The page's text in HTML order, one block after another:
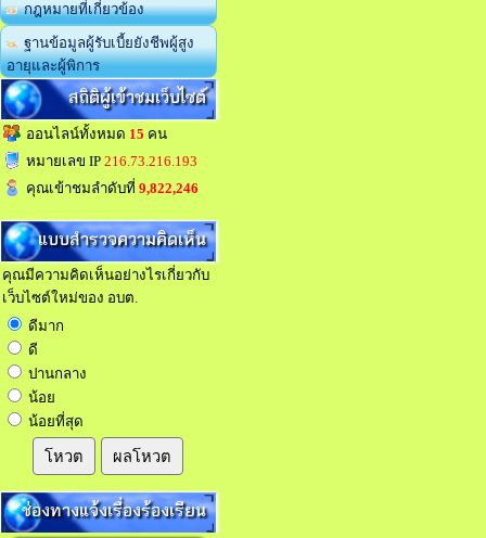
กฎหมายที่เกี่ยวข้อง
ฐานข้อมูลผู้รับเบี้ยยังชีพผู้สูง
อายุและผู้พิการ
สถิติผู้เข้าชมเว็บไซต์
ออนไลน์ทั้งหมด 15 คน
หมายเลข IP 216.73.216.193
คุณเข้าชมลำดับที่ 9,822,246
แบบสำรวจความคิดเห็น
คุณมีความคิดเห็นอย่างไรเกี่ยวกับ
เว็บไซต์ใหม่ของ อบต.
ดีมาก
ดี
ปานกลาง
น้อย
น้อยที่สุด
โหวต ผลโหวต
ช่องทางแจ้งเรื่องร้องเรียน